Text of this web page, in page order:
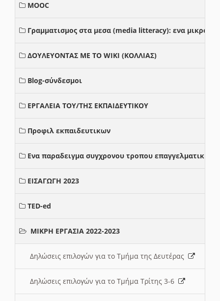
MOOC
Γραμματισμος στα μεσα (media litteracy): ενα μικρο
ΔΟΥΛΕΥΟΝΤΑΣ ΜΕ ΤΟ WIKI (ΚΟΛΛΙΑΣ)
Blog-σύνδεσμοι
ΕΡΓΑΛΕΙΑ ΤΟΥ/ΤΗΣ ΕΚΠΑΙΔΕΥΤΙΚΟΥ
Προφιλ εκπαιδευτικων
Ενα παραδειγμα συγχρονου τροπου επαγγελματικης
ΕΙΣΑΓΩΓΗ 2023
TED-ed
ΜΙΚΡΗ ΕΡΓΑΣΙΑ 2022-2023
Δηλώσεις επιλογών για το Τμήμα της Δευτέρας
Δηλώσεις επιλογών για το Τμήμα Τρίτης 3-6